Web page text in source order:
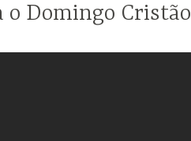
o Domingo Cristão